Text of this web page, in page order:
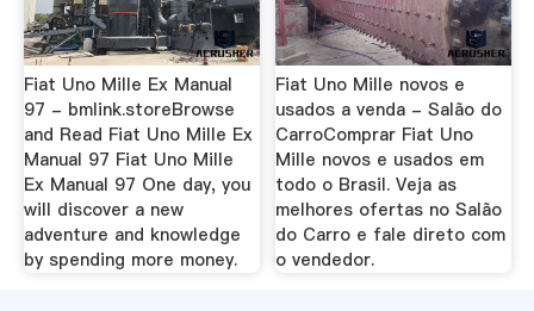
Fiat Uno Mille Ex Manual
97 - bmlink.storeBrowse
and Read Fiat Uno Mille Ex
Manual 97 Fiat Uno Mille
Ex Manual 97 One day, you
will discover a new
adventure and knowledge
by spending more money.
Fiat Uno Mille novos e
usados a venda - Salão do
CarroComprar Fiat Uno
Mille novos e usados em
todo o Brasil. Veja as
melhores ofertas no Salão
do Carro e fale direto com
o vendedor.